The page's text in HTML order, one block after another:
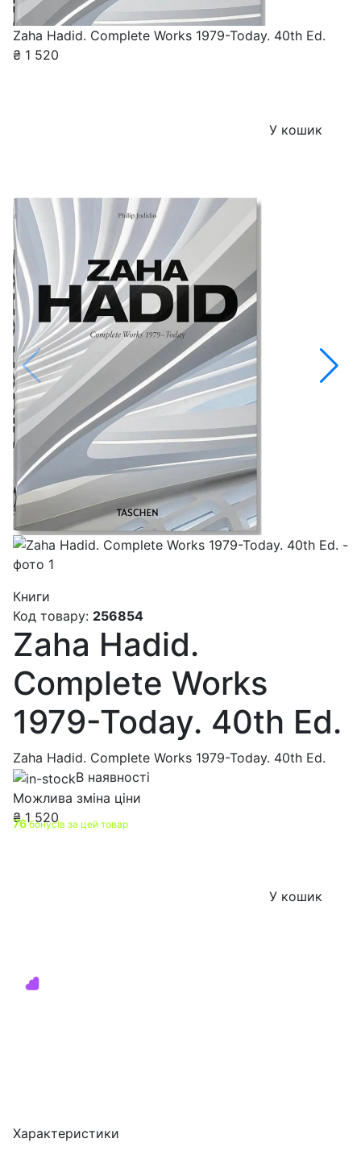
Zaha Hadid. Complete Works 1979-Today. 40th Ed.
₴ 1 520
У кошик
Книги
Код товару: 256854
Zaha Hadid.
Complete Works
1979-Today. 40th Ed.
Zaha Hadid. Complete Works 1979-Today. 40th Ed.
В наявності
Можлива зміна ціни
₴1 520
76бонусів за цей товар
У кошик
Характеристики